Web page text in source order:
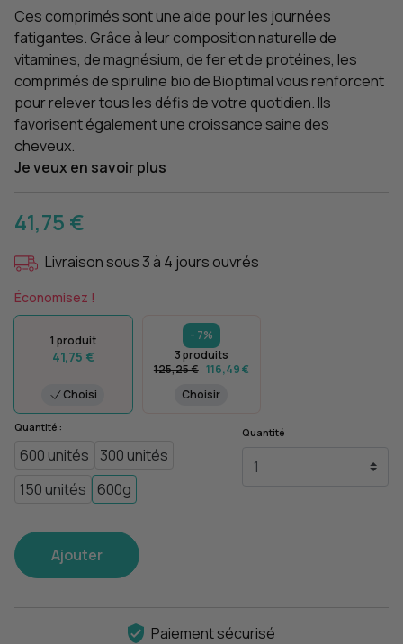
Ces comprimés sont une aide pour les journées
fatigantes. Grâce à leur composition naturelle de
vitamines, de magnésium, de fer et de protéines, les
comprimés de spiruline bio de Bioptimal vous renforcent
pour relever tous les défis de votre quotidien. Ils
favorisent également une croissance saine des
cheveux.
Je veux en savoir plus
41,75 €
Livraison sous 3 à 4 jours ouvrés
Économisez !
1 produit
41,75 €
Choisi
- 7%
3 produits
125,25 € 116,49 €
Choisir
Quantité :
600 unités
300 unités
150 unités
600g
Quantité
Ajouter
Paiement sécurisé